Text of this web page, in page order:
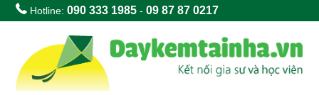
Hotline:090 333 1985 -09 87 87 0217